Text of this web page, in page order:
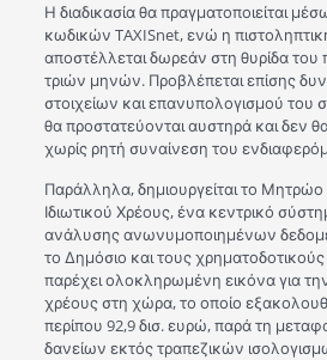
Η διαδικασία θα πραγματοποιείται
κωδικών TAXISnet, ενώ η
αποστέλλεται δωρεάν στη θυρίδα του
τριών μηνών. Προβλέπεται επίσης
στοιχείων και επανυπολογισμού του
θα προστατεύονται αυστηρά και δεν
χωρίς ρητή συναίνεση του
Παράλληλα, δημιουργείται το
Ιδιωτικού Χρέους, ένα κεντρικό
ανάλυσης ανωνυμοποιημένων
το Δημόσιο και τους
παρέχει ολοκληρωμένη εικόνα για
χρέους στη χώρα, το οποίο
περίπου 92,9 δισ. ευρώ, παρά τη
δανείων εκτός τραπεζικών